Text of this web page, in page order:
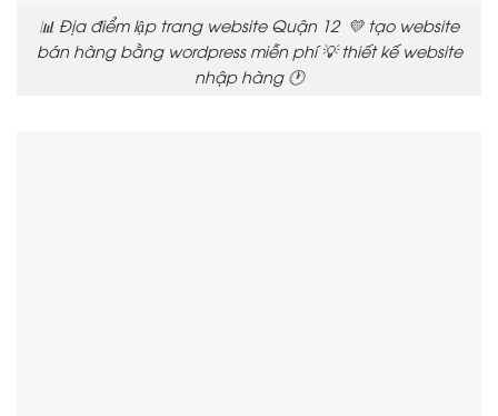
📊 Địa điểm lập trang website Quận 12 💛 tạo website
bán hàng bằng wordpress miễn phí 💡 thiết kế website
nhập hàng 🕐